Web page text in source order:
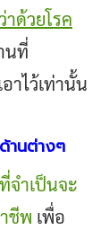
ด้วยโรค
นที่
าไว้เท่านั้น
านต่างๆ
ำเป็นจะ
ชีพ เพื่อ